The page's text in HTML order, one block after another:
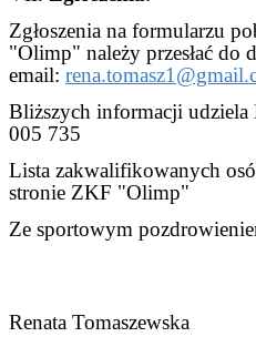
Zgłoszenia na formularzu
"Olimp" należy przesłać do
email:
Bliższych informacji udziela
005 735
Lista zakwalifikowanych
stronie ZKF "Olimp"
Ze sportowym
Renata Tomaszewska